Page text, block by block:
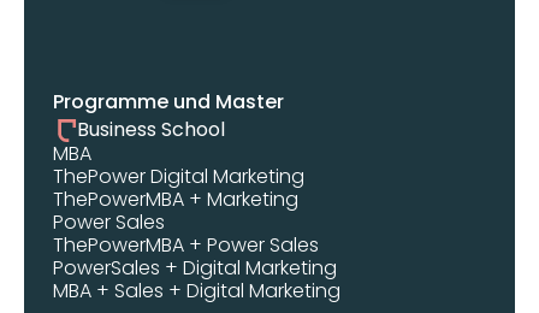
Programme und Master
Business School
MBA
ThePower Digital Marketing
ThePowerMBA + Marketing
Power Sales
ThePowerMBA + Power Sales
PowerSales + Digital Marketing
MBA + Sales + Digital Marketing